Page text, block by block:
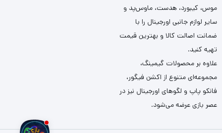
موس، کیبورد، هدست، ماوس‌پد و
سایر لوازم جانبی اورجینال را با
ضمانت اصالت کالا و بهترین قیمت
تهیه کنید.
علاوه بر محصولات گیمینگ،
مجموعه‌ای متنوع از اکشن فیگور،
فانکو پاپ و لگوهای اورجینال نیز در
عصر بازی عرضه می‌شود.